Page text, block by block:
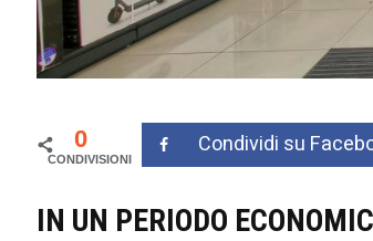
0 Condividi su
IN UN PERIODO